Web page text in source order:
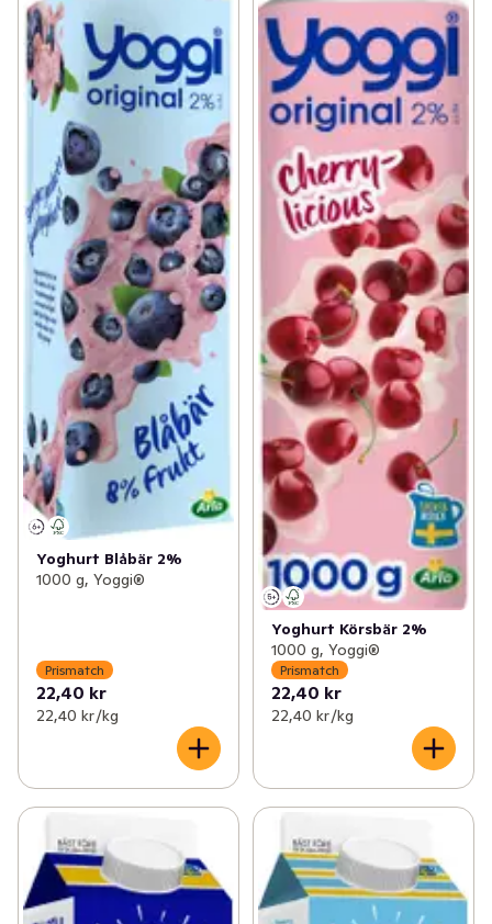
Yoghurt Blåbär 2%
1000 g, Yoggi®
Prismatch
22,40 kr
22,40 kr /kg
Yoghurt Körsbär 2%
1000 g, Yoggi®
Prismatch
22,40 kr
22,40 kr /kg